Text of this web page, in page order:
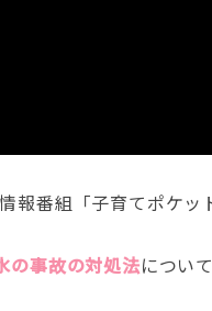
番組「子育てポケッ
の事故の対処法につい